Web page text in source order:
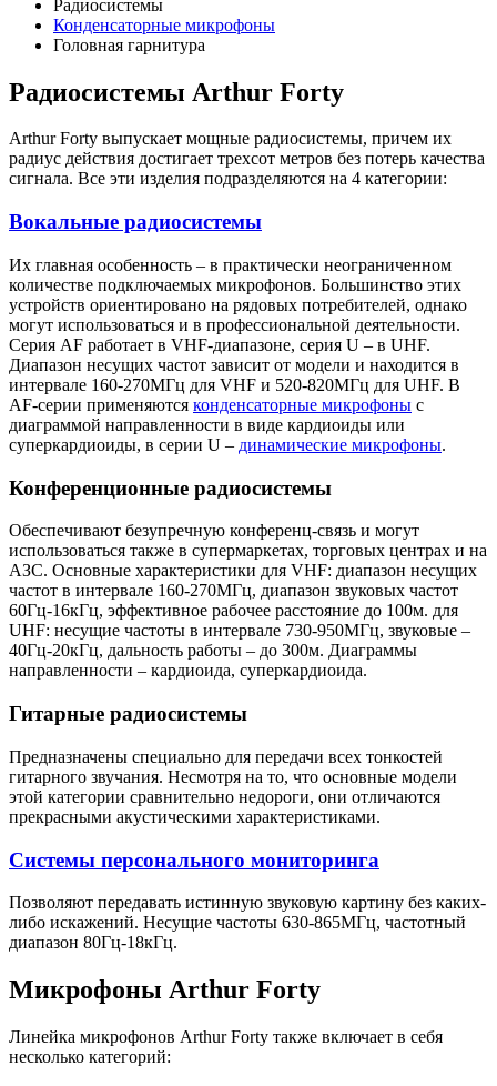
Радиосистемы
Конденсаторные микрофоны
Головная гарнитура
Радиосистемы Arthur Forty
Arthur Forty выпускает мощные радиосистемы, причем их
радиус действия достигает трехсот метров без потерь качества
сигнала. Все эти изделия подразделяются на 4 категории:
Вокальные радиосистемы
Их главная особенность – в практически неограниченном
количестве подключаемых микрофонов. Большинство этих
устройств ориентировано на рядовых потребителей, однако
могут использоваться и в профессиональной деятельности.
Серия AF работает в VHF-диапазоне, серия U – в UHF.
Диапазон несущих частот зависит от модели и находится в
интервале 160-270МГц для VHF и 520-820МГц для UHF. В
AF-серии применяются конденсаторные микрофоны с
диаграммой направленности в виде кардиоиды или
суперкардиоиды, в серии U – динамические микрофоны.
Конференционные радиосистемы
Обеспечивают безупречную конференц-связь и могут
использоваться также в супермаркетах, торговых центрах и на
АЗС. Основные характеристики для VHF: диапазон несущих
частот в интервале 160-270МГц, диапазон звуковых частот
60Гц-16кГц, эффективное рабочее расстояние до 100м. для
UHF: несущие частоты в интервале 730-950МГц, звуковые –
40Гц-20кГц, дальность работы – до 300м. Диаграммы
направленности – кардиоида, суперкардиоида.
Гитарные радиосистемы
Предназначены специально для передачи всех тонкостей
гитарного звучания. Несмотря на то, что основные модели
этой категории сравнительно недороги, они отличаются
прекрасными акустическими характеристиками.
Системы персонального мониторинга
Позволяют передавать истинную звуковую картину без каких-
либо искажений. Несущие частоты 630-865МГц, частотный
диапазон 80Гц-18кГц.
Микрофоны Arthur Forty
Линейка микрофонов Arthur Forty также включает в себя
несколько категорий: